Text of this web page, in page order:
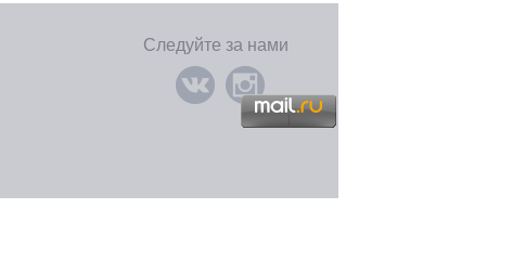
Следуйте за нами